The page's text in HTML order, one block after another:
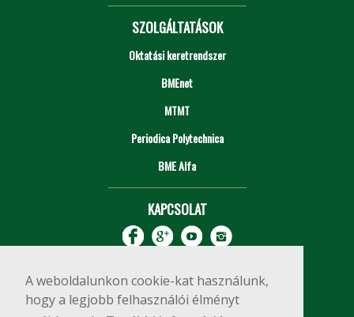
A weboldalunkon cookie-kat használunk,
hogy a legjobb felhasználói élményt
SZOLGÁLTATÁSOK
Oktatási keretrendszer
BMEnet
MTMT
Periodica Polytechnica
BME Alfa
KAPCSOLAT